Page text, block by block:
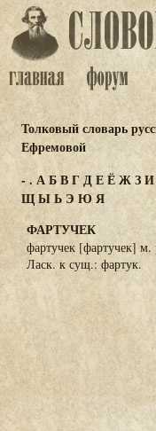
Толковый словарь
Ефремовой
- . АБВГДЕЁЖЗИ
ЩЫЬЭ ЮЯ
ФАРТУЧЕК
фартучек [фартучек]
Ласк. к сущ.: фартук.